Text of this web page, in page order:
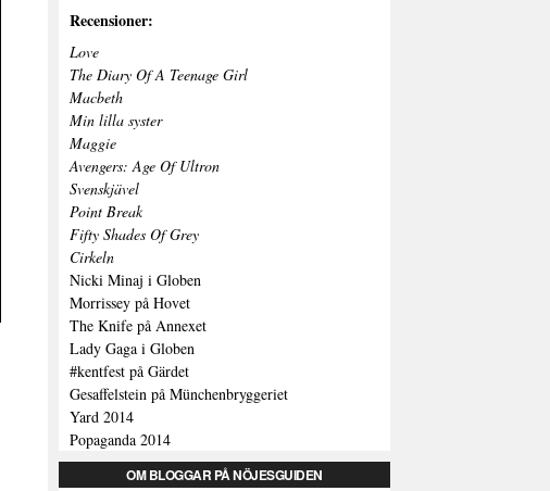
Recensioner:
Love
The Diary Of A Teenage Girl
Macbeth
Min lilla syster
Maggie
Avengers: Age Of Ultron
Svenskjävel
Point Break
Fifty Shades Of Grey
Cirkeln
Nicki Minaj i Globen
Morrissey på Hovet
The Knife på Annexet
Lady Gaga i Globen
#kentfest på Gärdet
Gesaffelstein på Münchenbryggeriet
Yard 2014
Popaganda 2014
OM BLOGGAR PÅ NÖJESGUIDEN